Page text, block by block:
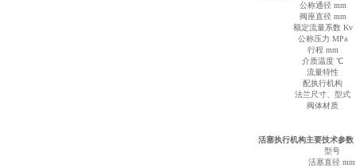
公称通径 mm
阀座直径 mm
额定流量系数 Kv
公称压力 MPa
行程 mm
介质温度 ℃
流量特性
配执行机构
法兰尺寸、型式
阀体材质
活塞执行机构主要技术参数
型号
活塞直径 mm